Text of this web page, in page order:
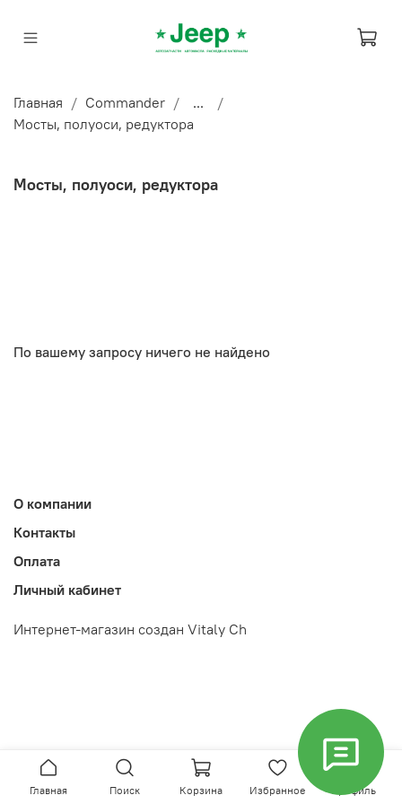
Главная Commander
...
Мосты, полуоси, редуктора
Мосты, полуоси, редуктора
По вашему запросу ничего не найдено
О компании
Контакты
Оплата
Личный кабинет
Интернет-магазин создан Vitaly Ch
Главная Поиск Корзина Избранное Профиль